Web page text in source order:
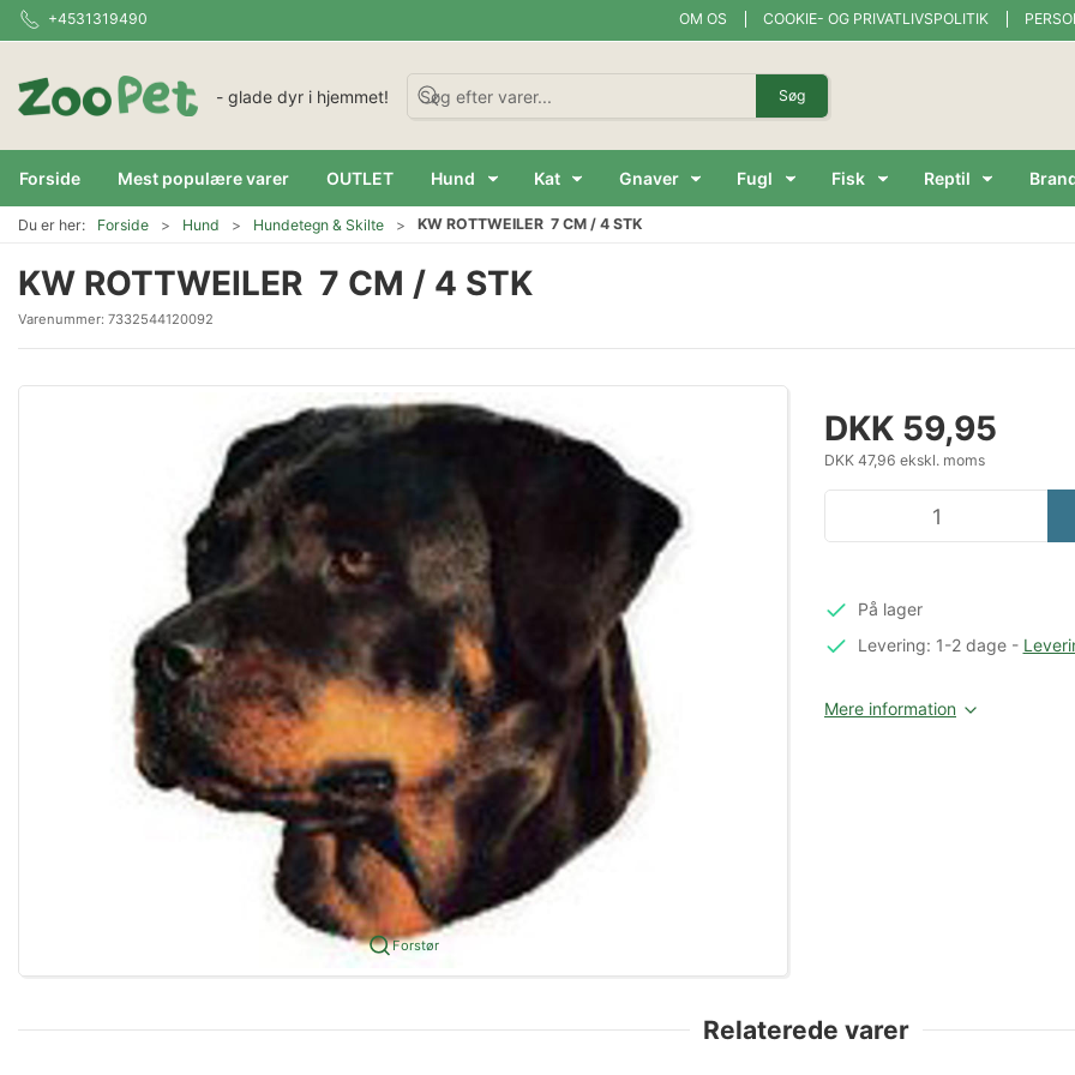
+4531319490 OM OS COOKIE- OG PRIVATLIVSPOLITIK
- glade dyr i hjemmet! Søg
Forside Mest populære varer OUTLET Hund Kat Gnaver Fugl Fisk Reptil
Du er her: Forside Hund Hundetegn & Skilte KW ROTTWEILER 7 CM / 4 STK
KW ROTTWEILER 7 CM / 4 STK
Varenummer: 7332544120092
Forstør
DKK 59,95
DKK 47,96 ekskl. moms
På lager
Levering: 1-2 dage-
Mere information
Relaterede varer